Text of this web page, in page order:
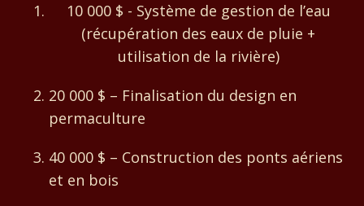
10 000 $ - Système de gestion de l’eau
(récupération des eaux de pluie +
utilisation de la rivière)
20 000 $ – Finalisation du design en
permaculture
40 000 $ – Construction des ponts aériens
et en bois